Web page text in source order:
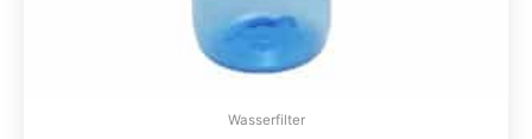
Wasserfilter